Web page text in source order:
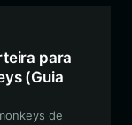
para
(Guia
de